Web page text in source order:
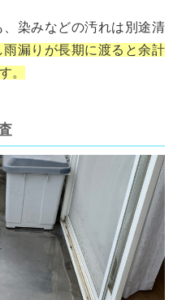
染みなどの汚れは別途清
雨漏りが長期に渡ると余計
。